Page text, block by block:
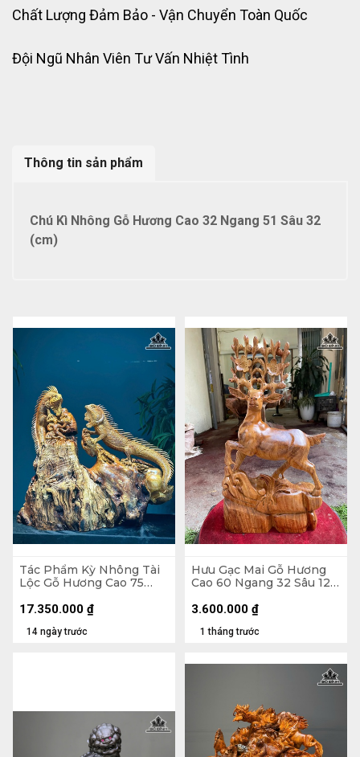
Chất Lượng Đảm Bảo - Vận Chuyển Toàn Quốc
Đội Ngũ Nhân Viên Tư Vấn Nhiệt Tình
Thông tin sản phẩm
Chú Kì Nhông Gỗ Hương Cao 32 Ngang 51 Sâu 32
(cm)
Tác Phẩm Kỳ Nhông Tài
Lộc Gỗ Hương Cao 75
14 ngày trước
17.350.000 ₫
Hưu Gạc Mai Gỗ Hương
Cao 60 Ngang 32 Sâu 12
1 tháng trước
3.600.000 ₫